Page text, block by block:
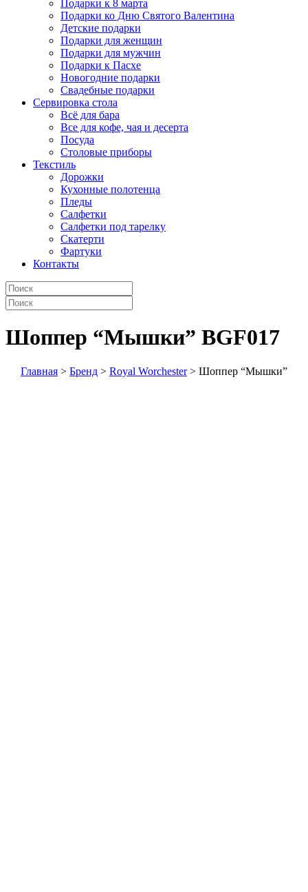
Подарки к 8 марта
Подарки ко Дню Святого Валентина
Детские подарки
Подарки для женщин
Подарки для мужчин
Подарки к Пасхе
Новогодние подарки
Свадебные подарки
Сервировка стола
Всё для бара
Все для кофе, чая и десерта
Посуда
Столовые приборы
Текстиль
Дорожки
Кухонные полотенца
Пледы
Салфетки
Салфетки под тарелку
Скатерти
Фартуки
Контакты
Шоппер “Мышки” BGF017
Главная > Бренд > Royal Worchester> Шоппер “Мышки”